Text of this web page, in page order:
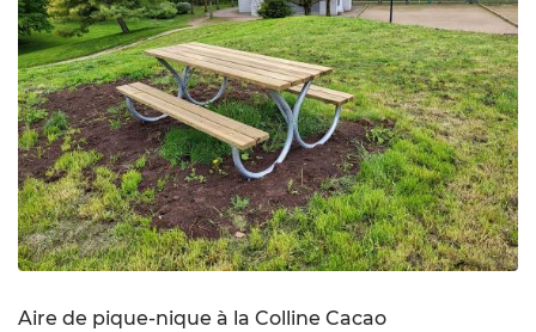
Aire de pique-nique à la Colline Cacao